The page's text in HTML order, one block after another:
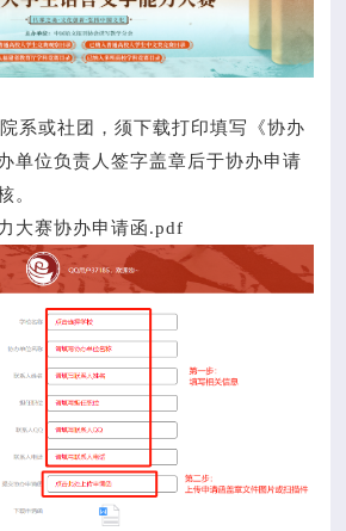
系或社团，须下载打印填写《协办
单位负责人签字盖章后于协办申请
。
大赛协办申请函.pdf